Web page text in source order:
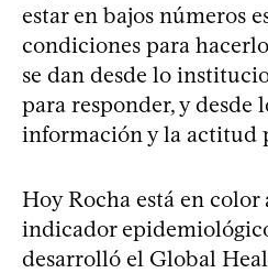
estar en bajos números
condiciones para
se dan desde lo
para responder, y desde
información y la actitud
Hoy Rocha está en color
indicador
desarrolló el Global